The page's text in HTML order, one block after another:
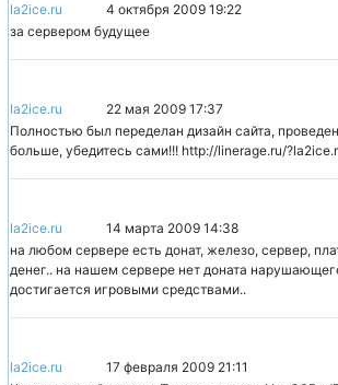
la2ice.ru
4 октября 2009 19:22
за сервером будущее
la2ice.ru
22 мая 2009 17:37
Полностью был переделан дизайн сайта,
больше, убедитесь сами!!! http://linerage.ru/
la2ice.ru
14 марта 2009 14:38
на любом сервере есть донат, железо, сервер,
денег.. на нашем сервере нет доната
достигается игровыми средствами..
la2ice.ru
17 февраля 2009 21:11